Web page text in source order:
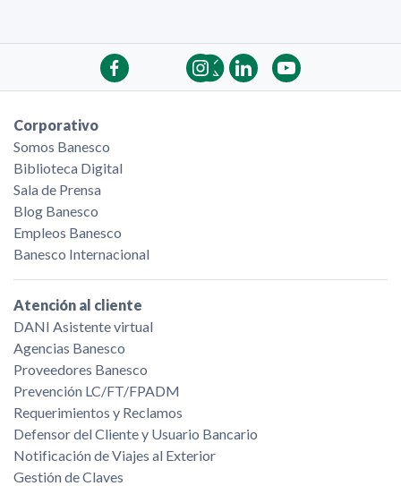
Corporativo
Somos Banesco
Biblioteca Digital
Sala de Prensa
Blog Banesco
Empleos Banesco
Banesco Internacional
Atención al cliente
DANI Asistente virtual
Agencias Banesco
Proveedores Banesco
Prevención LC/FT/FPADM
Requerimientos y Reclamos
Defensor del Cliente y Usuario Bancario
Notificación de Viajes al Exterior
Gestión de Claves